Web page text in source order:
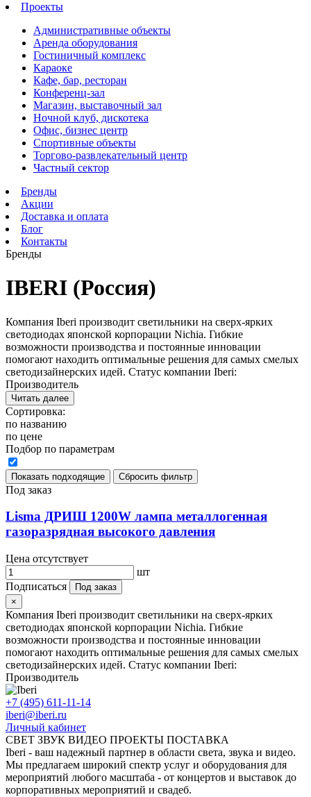
Проекты
Административные объекты
Аренда оборудования
Гостиничный комплекс
Караоке
Кафе, бар, ресторан
Конференц-зал
Магазин, выставочный зал
Ночной клуб, дискотека
Офис, бизнес центр
Спортивные объекты
Торгово-развлекательный центр
Частный сектор
Бренды
Акции
Доставка и оплата
Блог
Контакты
Бренды
IBERI (Россия)
Компания Iberi производит светильники на сверх-ярких
светодиодах японской корпорации Nichia. Гибкие
возможности производства и постоянные инновации
помогают находить оптимальные решения для самых смелых
светодизайнерских идей. Статус компании Iberi:
Производитель
Читать далее
Сортировка:
по названию
по цене
Подбор по параметрам
Под заказ
Lisma ДРИШ 1200W лампа металлогенная
газоразрядная высокого давления
Цена отсутствует
шт
Подписаться
Под заказ
×
Компания Iberi производит светильники на сверх-ярких
светодиодах японской корпорации Nichia. Гибкие
возможности производства и постоянные инновации
помогают находить оптимальные решения для самых смелых
светодизайнерских идей. Статус компании Iberi:
Производитель
+7 (495) 611-11-14
iberi@iberi.ru
Личный кабинет
СВЕТ ЗВУК ВИДЕО ПРОЕКТЫ ПОСТАВКА
Iberi - ваш надежный партнер в области света, звука и видео.
Мы предлагаем широкий спектр услуг и оборудования для
мероприятий любого масштаба - от концертов и выставок до
корпоративных мероприятий и свадеб.